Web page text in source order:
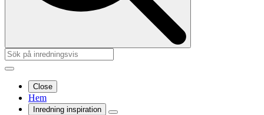
Close
Hem
Inredning inspiration